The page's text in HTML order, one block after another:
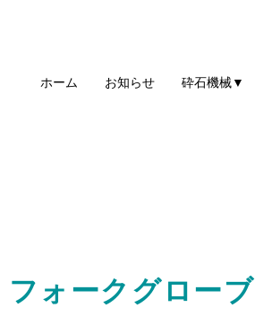
ホーム お知らせ 砕石機械▼
フォークグローブ